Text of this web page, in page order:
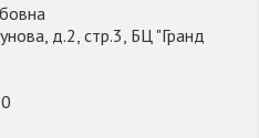
д.2, стр.3, БЦ "Гранд